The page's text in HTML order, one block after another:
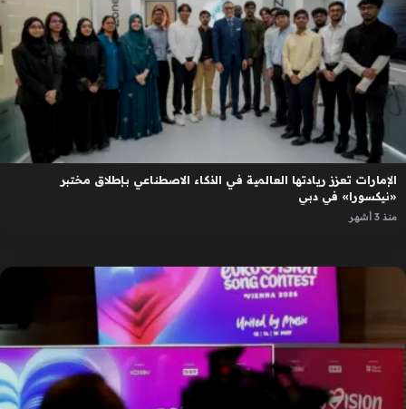
الإمارات تعزز ريادتها العالمية في الذكاء الاصطناعي بإطلاق مختبر
«نيكسورا» في دبي
منذ 3 أشهر